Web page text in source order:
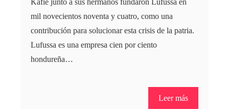
mil novecientos noventa y cuatro, como una
contribución para solucionar esta crisis de la patria.
Lufussa es una empresa cien por ciento
hondureña…
Leer más